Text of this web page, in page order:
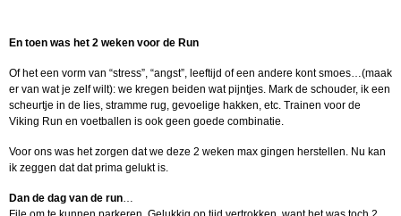
En toen was het 2 weken voor de Run
Of het een vorm van “stress”, “angst”, leeftijd of een andere kont smoes…(maak
er van wat je zelf wilt): we kregen beiden wat pijntjes. Mark de schouder, ik een
scheurtje in de lies, stramme rug, gevoelige hakken, etc. Trainen voor de
Viking Run en voetballen is ook geen goede combinatie.
Voor ons was het zorgen dat we deze 2 weken max gingen herstellen. Nu kan
ik zeggen dat dat prima gelukt is.
Dan de dag van de run…